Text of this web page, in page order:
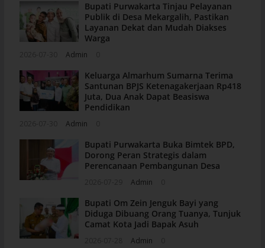
Bupati Purwakarta Tinjau Pelayanan
Publik di Desa Mekargalih, Pastikan
Layanan Dekat dan Mudah Diakses
Warga
Admin
Keluarga Almarhum Sumarna Terima
Santunan BPJS Ketenagakerjaan Rp418
Juta, Dua Anak Dapat Beasiswa
Pendidikan
Admin
Bupati Purwakarta Buka Bimtek BPD,
Dorong Peran Strategis dalam
Perencanaan Pembangunan Desa
Admin
Bupati Om Zein Jenguk Bayi yang
Diduga Dibuang Orang Tuanya, Tunjuk
Camat Kota Jadi Bapak Asuh
Admin